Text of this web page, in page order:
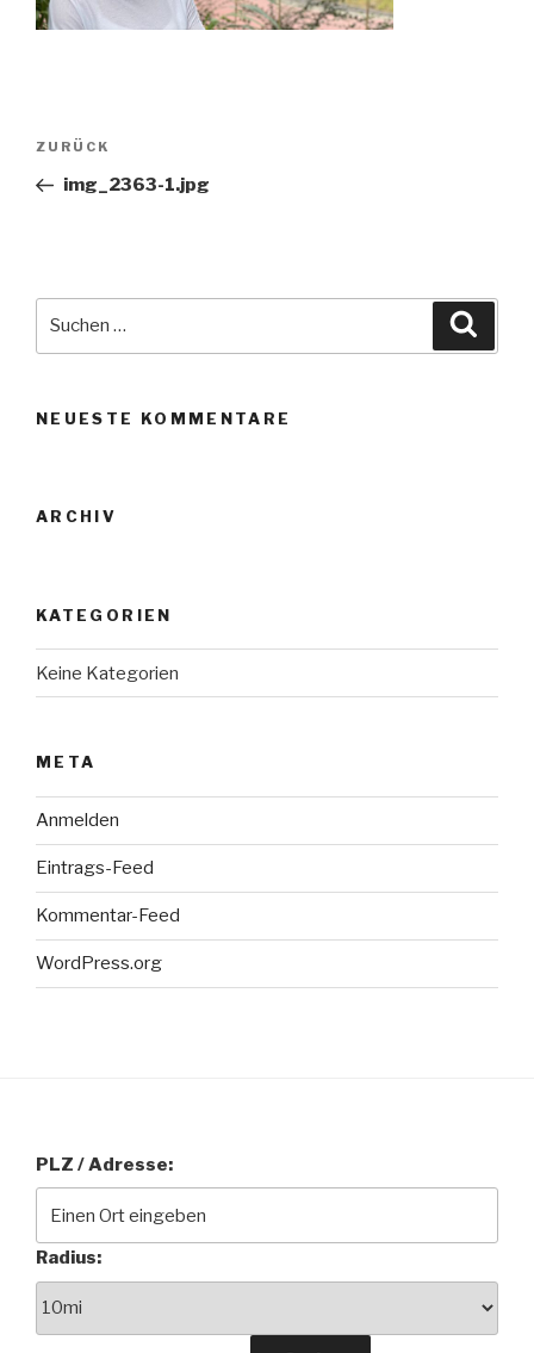
Beitragsnavigation
Vorheriger
Beitrag
ZURÜCK
img_2363-1.jpg
NEUESTE KOMMENTARE
ARCHIV
KATEGORIEN
Keine Kategorien
META
Anmelden
Eintrags-Feed
Kommentar-Feed
WordPress.org
PLZ / Adresse:
Radius: